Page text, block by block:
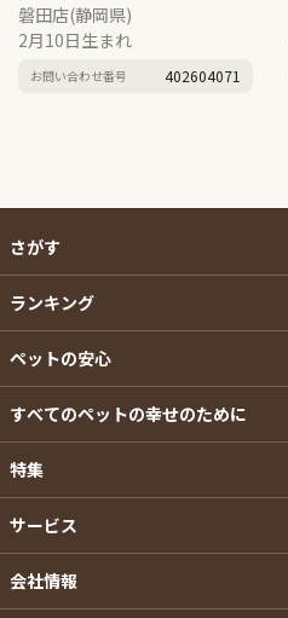
磐田店(静岡県)
2月10日生まれ
お問い合わせ番号 402604071
さがす
ランキング
ペットの安心
すべてのペットの幸せのために
特集
サービス
会社情報